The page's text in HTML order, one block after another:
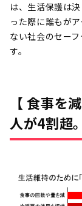
は、生活保護は
った際に誰もが
ない社会のセー
す。
【 食事を
人が4割超